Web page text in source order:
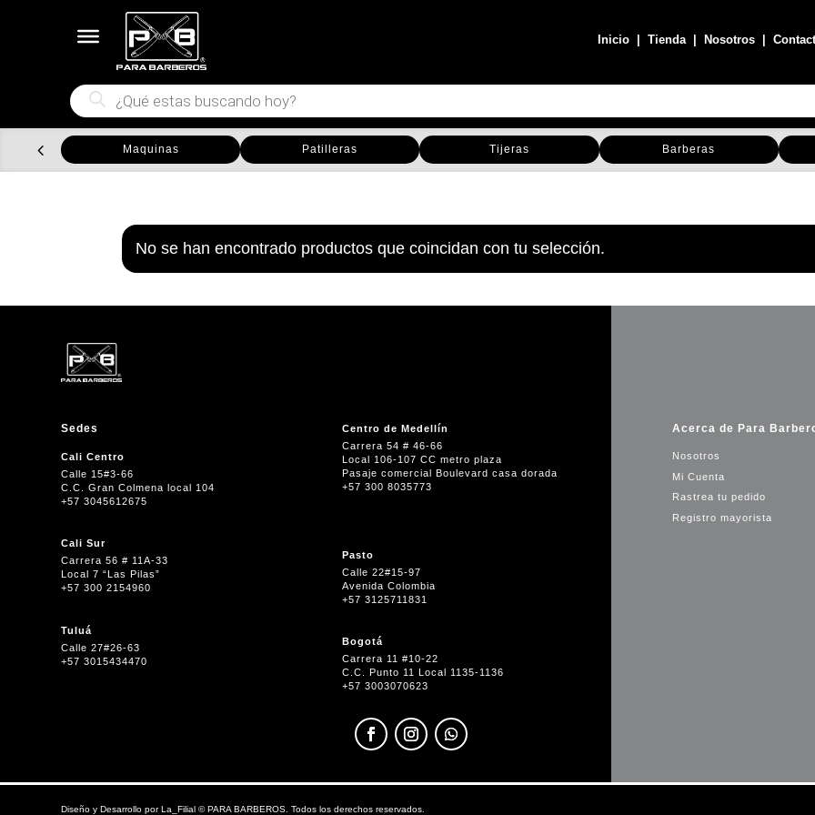
Inicio |Tienda| Nosotros |
Búsqueda
de
productos
Maquinas Patilleras Tijeras Barberas
No se han encontrado productos que coincidan con tu selección.
Sedes
Cali Centro
Calle 15#3-66
C.C. Gran Colmena local 104
+57 3045612675
Cali Sur
Carrera 56 # 11A-33
Local 7 “Las Pilas”
+57 300 2154960
Tuluá
Calle 27#26-63
+57 3015434470
Centro de Medellín
Carrera 54 # 46-66
Local 106-107 CC metro plaza
Pasaje comercial Boulevard casa dorada
+57 300 8035773
Pasto
Calle 22#15-97
Avenida Colombia
+57 3125711831
Bogotá
Carrera 11 #10-22
C.C. Punto 11 Local 1135-1136
+57 3003070623
Acerca de Para
Nosotros
Mi Cuenta
Rastrea tu pedido
Registro mayorista
Diseño y Desarrollo porLa_Filial ©PARA BARBEROS. Todos los derechos reservados.